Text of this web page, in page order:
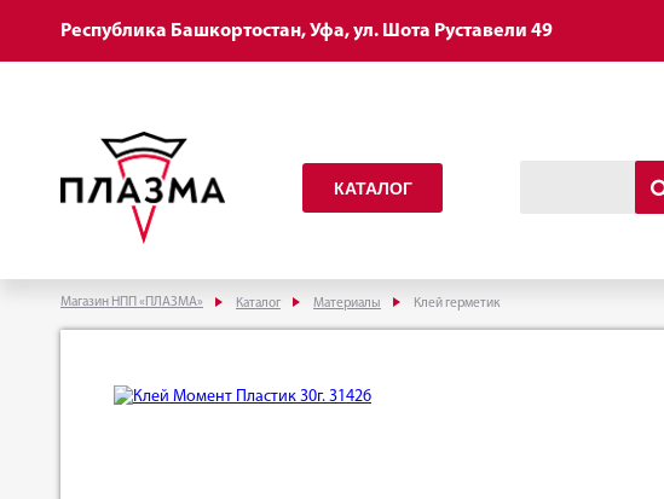
Республика Башкортостан, Уфа, ул. Шота Руставели 49
КАТАЛОГ
Магазин НПП «ПЛАЗМА» Каталог Материалы Клей герметик